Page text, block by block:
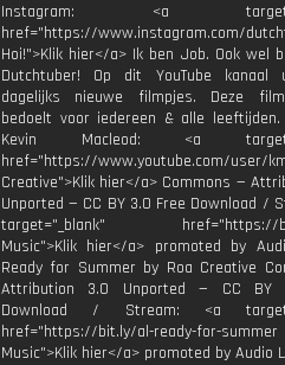
Instagram: <a
href="https://www.instagram.com/
Hoi!">Klik hier</a> Ik ben Job. Ook wel
Dutchtuber! Op dit YouTube kanaal
dagelijks nieuwe filmpjes. Deze
bedoelt voor iedereen & alle
Kevin Macleod: <a
href="https://www.youtube.com/user/
Creative">Klik hier</a> Commons —
Unported — CC BY 3.0 Free Download /
target="_blank" href="https://
Music">Klik hier</a> promoted by
Ready for Summer by Roa Creative
Attribution 3.0 Unported — CC BY
Download / Stream: <a
href="https://bit.ly/al-ready-for-summer
Music">Klik hier</a> promoted by Audio